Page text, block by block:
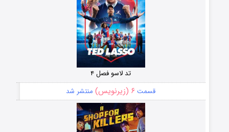
تد لاسو فصل ۴
قسمت ۶ (زیرنویس) منتشر شد